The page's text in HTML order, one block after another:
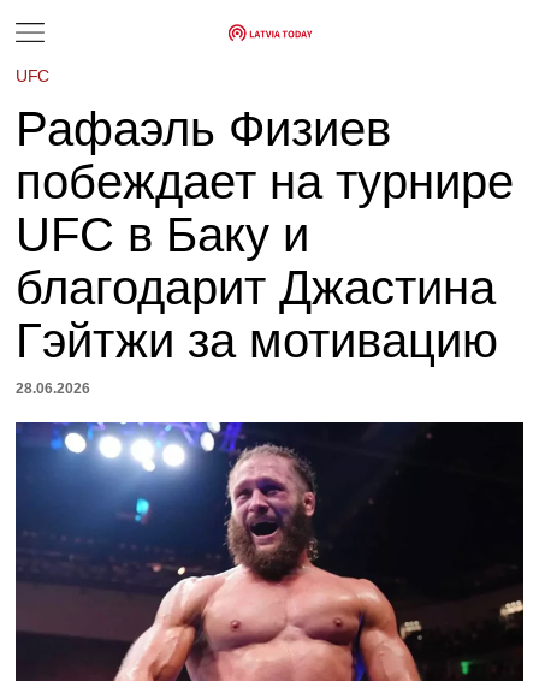
UFC
Рафаэль Физиев
побеждает на турнире
UFC в Баку и
благодарит Джастина
Гэйтжи за мотивацию
28.06.2026